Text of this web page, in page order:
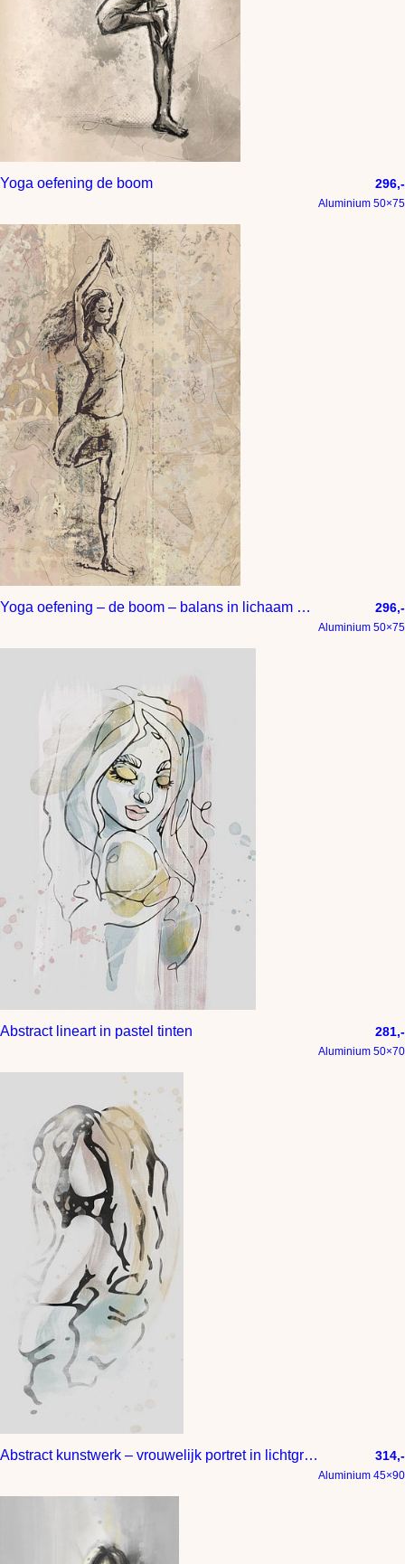
Yoga oefening de boom 296,-
Aluminium 50×75
Yoga oefening – de boom – balans in lichaam en geest 296,-
Aluminium 50×75
Abstract lineart in pastel tinten 281,-
Aluminium 50×70
Abstract kunstwerk – vrouwelijk portret in lichtgrijs geel en blauw 314,-
Aluminium 45×90